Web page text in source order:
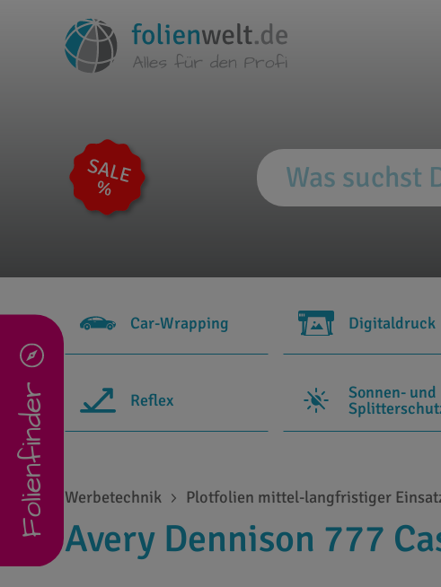
Car-Wrapping Digitaldruck
Reflex
Sonnen- und
Folienfinder Werbetechnik Plotfolien mittel-langfristiger
Avery Dennison 777